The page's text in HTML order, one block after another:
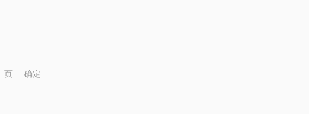
页 确定